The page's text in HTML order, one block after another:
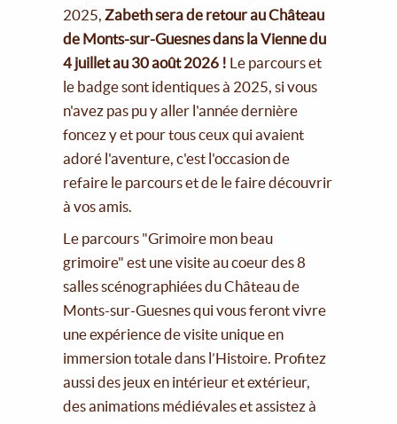
2025, Zabeth sera de retour au Château
de Monts-sur-Guesnes dans la Vienne du
4 juillet au 30 août 2026 ! Le parcours et
le badge sont identiques à 2025, si vous
n'avez pas pu y aller l'année dernière
foncez y et pour tous ceux qui avaient
adoré l'aventure, c'est l'occasion de
refaire le parcours et de le faire découvrir
à vos amis.
Le parcours "Grimoire mon beau
grimoire" est une visite au coeur des 8
salles scénographiées du Château de
Monts-sur-Guesnes qui vous feront vivre
une expérience de visite unique en
immersion totale dans l’Histoire. Profitez
aussi des jeux en intérieur et extérieur,
des animations médiévales et assistez à